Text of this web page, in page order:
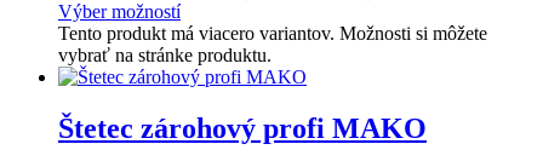
Výber možností
Tento produkt má viacero variantov. Možnosti si môžete
vybrať na stránke produktu.
Štetec zárohový profi MAKO